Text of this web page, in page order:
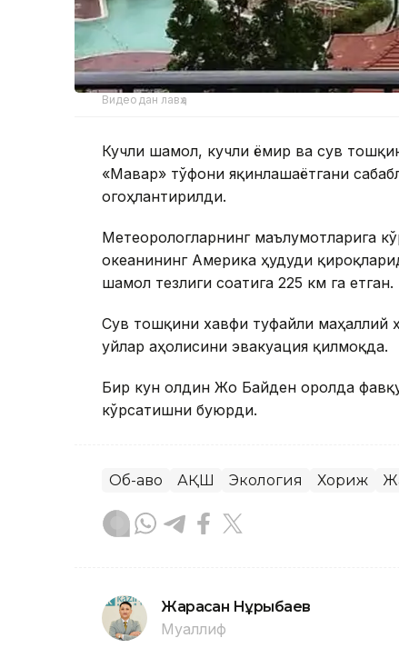
Видеодан лавҳа
Кучли шамол, кучли ёмғир ва сув
«Мавар» тўфони яқинлашаётгани
огоҳлантирилди.
Метеорологларнинг маълумотларига
океанининг Америка ҳудуди
шамол тезлиги соатига 225 км га етган.
Сув тошқини хавфи туфайли маҳаллий
уйлар аҳолисини эвакуация қилмоқда.
Бир кун олдин Жо Байден оролда
кўрсатишни буюрди.
Об-ҳаво АҚШ Экология Хориж
Жарасқан Нұрыбаев
Муаллиф